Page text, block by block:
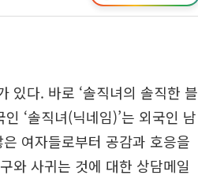
있다. 바로 ‘솔직녀의 솔직한 블
‘솔직녀(닉네임)’는 외국인 남
여자들로부터 공감과 호응을
와 사귀는 것에 대한 상담메일